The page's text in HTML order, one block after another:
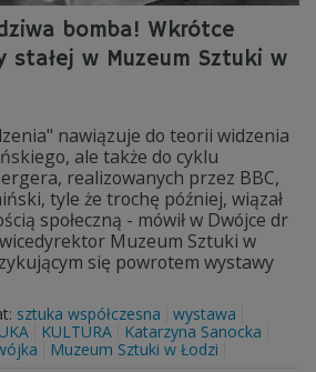
bomba! Wkrótce
stałej w Muzeum Sztuki w
nawiązuje do teorii widzenia
ale także do cyklu
realizowanych przez BBC,
tyle że trochę później, wiązał
społeczną - mówił w Dwójce dr
Muzeum Sztuki w
się powrotem wystawy
sztuka współczesna
wystawa
KULTURA
Katarzyna Sanocka
Muzeum Sztuki w Łodzi